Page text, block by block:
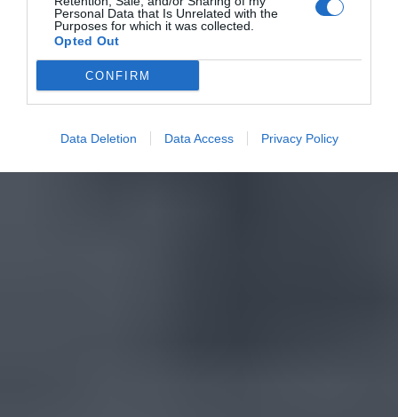
Personal Data that Is Unrelated with the
Purposes for which it was collected.
Opted Out
CONFIRM
Data Deletion Data Access Privacy Policy